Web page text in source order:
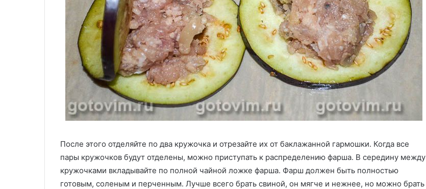
После этого отделяйте по два кружочка и отрезайте их от баклажанной гармошки. Когда все
пары кружочков будут отделены, можно приступать к распределению фарша. В середину между
кружочками вкладывайте по полной чайной ложке фарша. Фарш должен быть полностью
готовым, соленым и перченным. Лучше всего брать свиной, он мягче и нежнее, но можно брать